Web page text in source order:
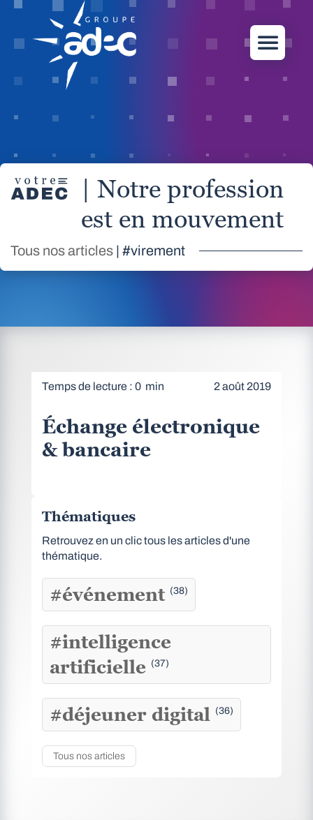
| Notre profession
est en mouvement
Tous nos articles | #virement
Temps de lecture : 0 min 2 août 2019
Échange électronique
& bancaire
Thématiques
Retrouvez en un clic tous les articles d'une
thématique.
#événement (38)
#intelligence
artificielle (37)
#déjeuner digital (36)
Tous nos articles